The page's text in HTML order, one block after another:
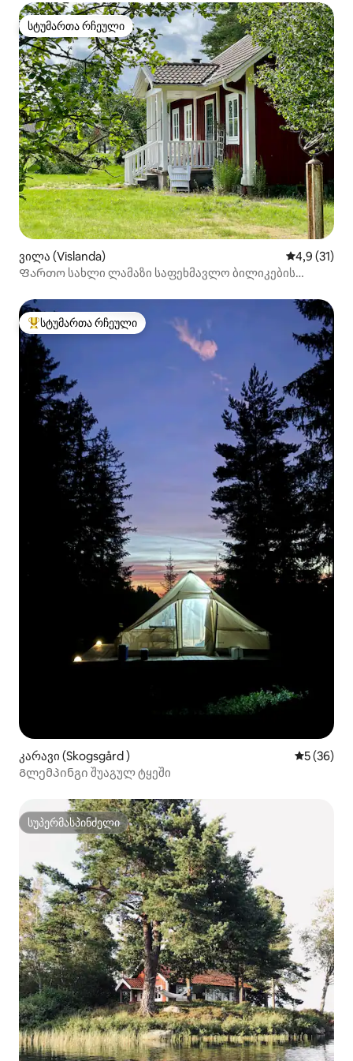
სტუმართა რჩეული
სტუმართა რჩეული
ვილა (Vislanda) საშუალო
4,9 (31)
Ფართო სახლი ლამაზი საფეხმავლო ბილიკების
სტუმართა რჩეული მოწინავე ვარიანტი
სტუმართა რჩეული
კარავი (Skogsgård ) საშუალო
5 (36)
Გლემპინგი შუაგულ ტყეში
სუპერმასპინძელი
სუპერმასპინძელი